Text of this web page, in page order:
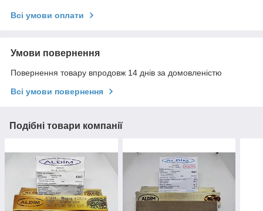
Всі умови оплати
Умови повернення
Повернення товару впродовж 14 днів за домовленістю
Всі умови повернення
Подібні товари компанії